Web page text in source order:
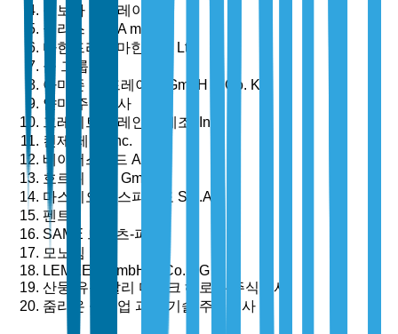
구보다 코퍼레이션
클라스 KGaA mbH
마힌드라 & 마힌드라 Ltd.
쿤 그룹
아마존 H. 드레이어 GmbH & Co. KG
얀마 주식회사
그레이트 플레인즈 제조, Inc.
킨제 제조, Inc.
베이더스타드 AB
호르쉬 기계 GmbH
마스키오 가스파르도 S.p.A.
펜트
SAME 드이츠-파르
모노셈 Inc.
LEMKEN GmbH & Co. KG
산둥 유청 알리 디스크 해로우 주식회사
줌리온 중공업 과학 기술 주식회사